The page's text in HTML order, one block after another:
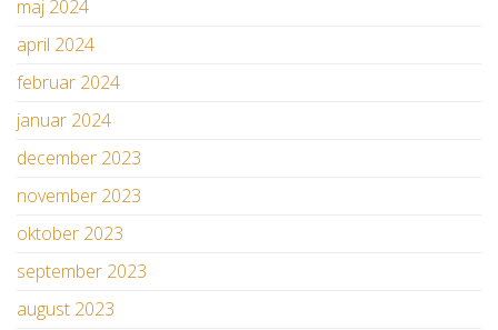
maj 2024
april 2024
februar 2024
januar 2024
december 2023
november 2023
oktober 2023
september 2023
august 2023